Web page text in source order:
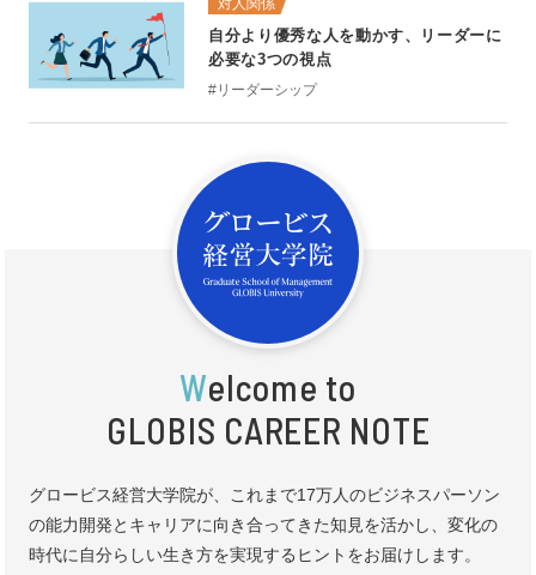
対人関係
自分より優秀な人を動かす、リーダーに
必要な3つの視点
#リーダーシップ
Welcome to
GLOBIS CAREER NOTE
グロービス経営大学院が、これまで17万人のビジネスパーソン
の能力開発とキャリアに向き合ってきた知見を活かし、変化の
時代に自分らしい生き方を実現するヒントをお届けします。